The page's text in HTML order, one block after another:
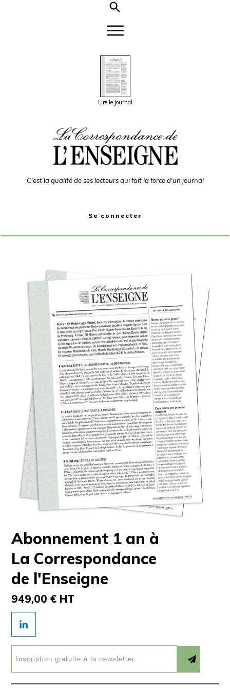
Lire le journal
C'est la qualité de ses lecteurs qui fait la force d'un journal
Se connecter
Abonnement 1 an à
La Correspondance
de l'Enseigne
949,00 € HT